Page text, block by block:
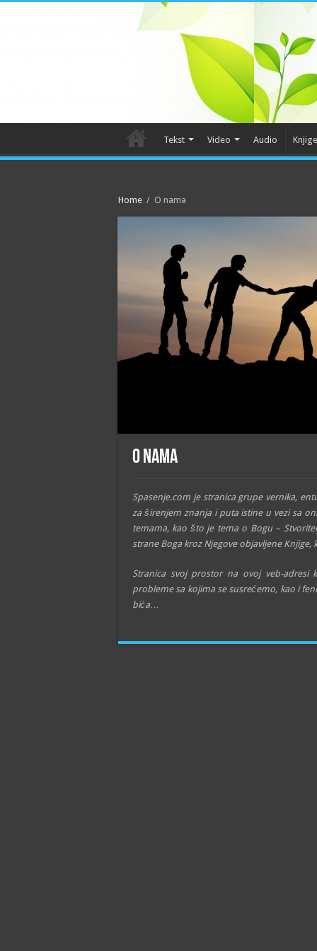
Tekst Video Audio Knjige
Home / O nama
O nama
Spasenje.com je stranica grupe vernika,
za širenjem znanja i puta istine u vezi sa
temama, kao što je tema o Bogu –
strane Boga kroz Njegove objavljene Knjige,
Stranica svoj prostor na ovoj veb-
probleme sa kojima se susrećemo, kao i
bića…